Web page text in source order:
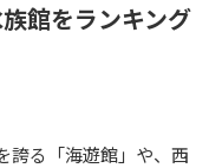
館をランキング
誇る「海遊館」や、西